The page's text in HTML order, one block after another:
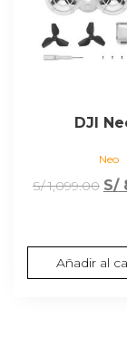
DJI
Neo
S/1,099.00 El
era:
S/
S/
Añadir al